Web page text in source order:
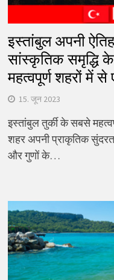
इस्तांबुल अपनी
सांस्कृतिक समृद्धि
महत्वपूर्ण शहरों में
15. जून 2023
इस्तांबुल तुर्की के सबसे
शहर अपनी प्राकृतिक
और गुणों के…